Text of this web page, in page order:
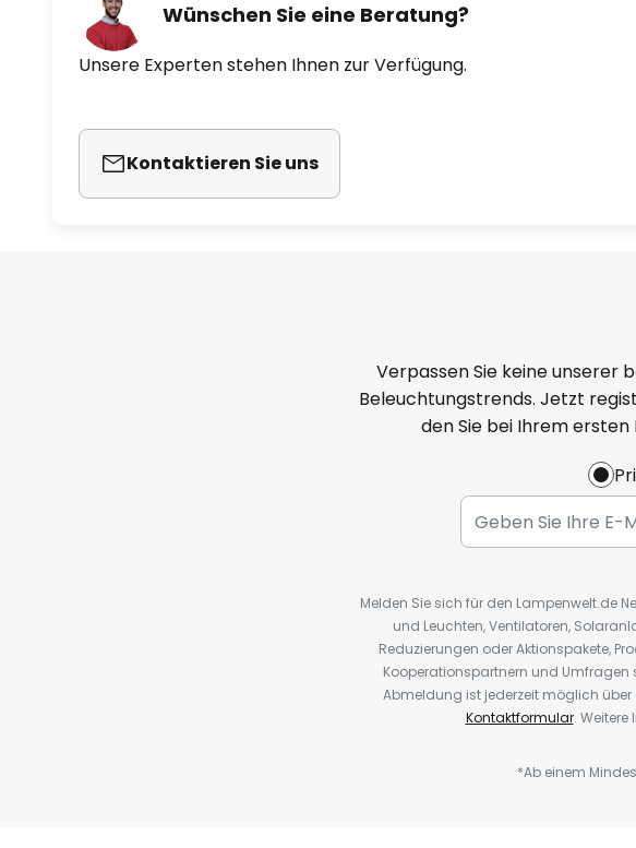
Wünschen Sie eine Beratung?
Unsere Experten stehen Ihnen zur Verfügung.
Kontaktieren Sie uns
Verpassen Sie keine unserer
Beleuchtungstrends. Jetzt
den Sie bei Ihrem
Melden Sie sich für den Lampenwelt.de
und Leuchten, Ventilatoren,
Reduzierungen oder Aktionspakete,
Kooperationspartnern und Umfragen
Abmeldung ist jederzeit möglich über
Kontaktformular. Weitere
*Ab einem